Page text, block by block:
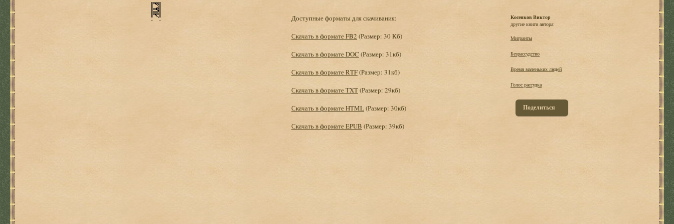
Доступные форматы для скачивания:
Скачать в формате FB2 (Размер: 30 Кб)
Скачать в формате DOC (Размер: 31кб)
Скачать в формате RTF(Размер: 31кб)
Скачать в формате TXT(Размер: 29кб)
Скачать в формате HTML(Размер: 30кб)
Скачать в формате EPUB (Размер: 39кб)
Косенков Виктор
другие книги автора:
Мигранты
Безрассудство
Время маленьких людей
Голос рассудка
Поделиться